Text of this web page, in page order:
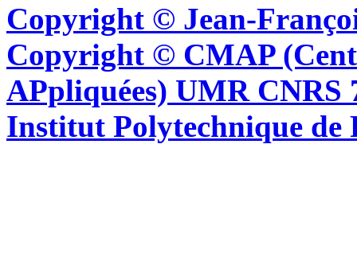
Copyright © Jean-
Copyright © CMAP
APpliquées) UMR CNRS
Institut Polytechnique de